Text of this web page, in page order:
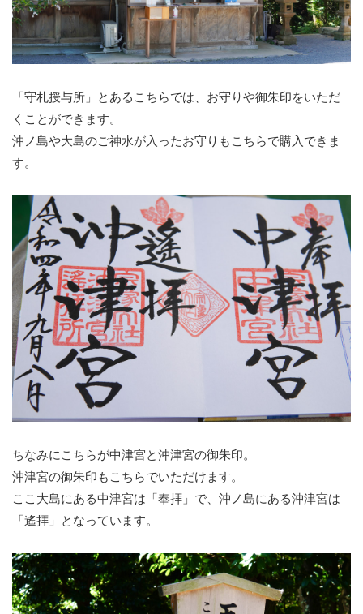
「守札授与所」とあるこちらでは、お守りや御朱印をいただ
くことができます。
沖ノ島や大島のご神水が入ったお守りもこちらで購入できま
す。
ちなみにこちらが中津宮と沖津宮の御朱印。
沖津宮の御朱印もこちらでいただけます。
ここ大島にある中津宮は「奉拝」で、沖ノ島にある沖津宮は
「遙拝」となっています。